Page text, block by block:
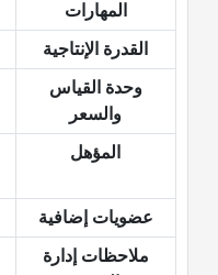
المهارات
القدرة الإنتاجية
وحدة القياس
والسعر
المؤهل
عضويات إضافية
ملاحظات إدارة